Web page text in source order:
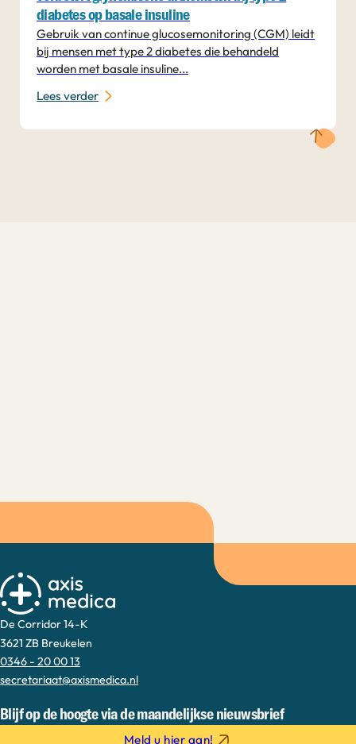
diabetes op basale insuline
Gebruik van continue glucosemonitoring (CGM) leidt
bij mensen met type 2 diabetes die behandeld
worden met basale insuline...
Lees verder
De Corridor 14-K
3621 ZB Breukelen
0346 - 20 00 13
secretariaat@axismedica.nl
Blijf op de hoogte via de maandelijkse nieuwsbrief
Meld u hier aan!